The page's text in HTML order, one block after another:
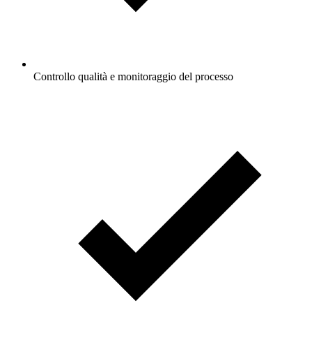
Controllo qualità e monitoraggio del processo